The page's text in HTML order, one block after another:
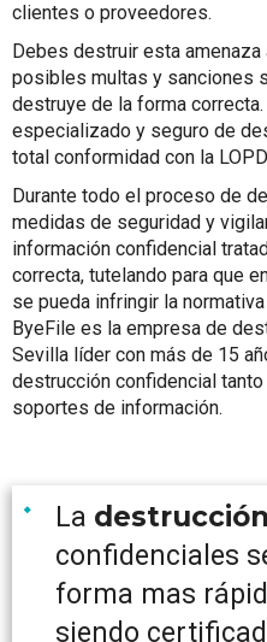
clientes o proveedores.
Debes destruir esta
posibles multas y sanciones
destruye de la forma
especializado y seguro de
total conformidad con la
Durante todo el proceso de
medidas de seguridad y
información confidencial
correcta, tutelando para que
se pueda infringir la
ByeFile es la empresa de
Sevilla líder con más de 15
destrucción confidencial
soportes de información.
La
confidenciales
forma mas
siendo